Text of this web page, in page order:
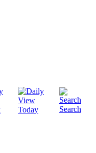
Today Search